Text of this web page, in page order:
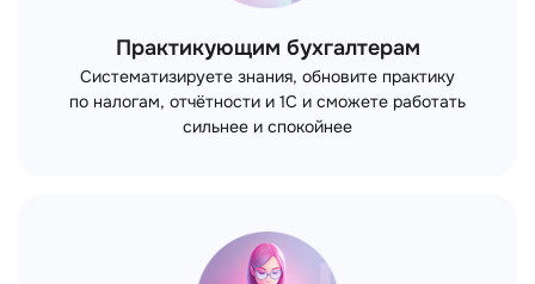
Практикующим бухгалтерам
Систематизируете знания, обновите практику
по налогам, отчётности и 1С и сможете работать
сильнее и спокойнее